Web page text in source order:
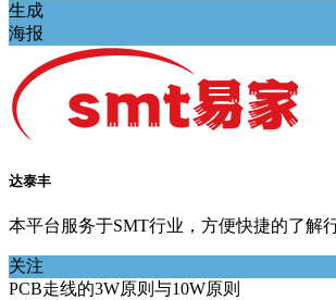
生成
海报
达泰丰
本平台服务于SMT行业，方便快捷的了解
关注
PCB走线的3W原则与10W原则